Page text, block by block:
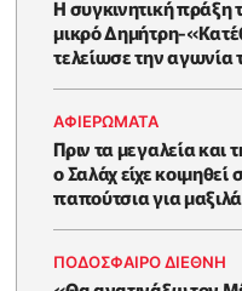
Η συγκινητική πράξη
μικρό Δημήτρη-
τελείωσε την αγωνία
ΑΦΙΕΡΩΜΑΤΑ
Πριν τα μεγαλεία
ο Σαλάχ είχε
παπούτσια για
ΠΟΔΟΣΦΑΙΡΟ ΔΙΕΘΝΗ